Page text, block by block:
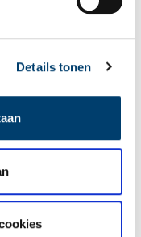
Details tonen